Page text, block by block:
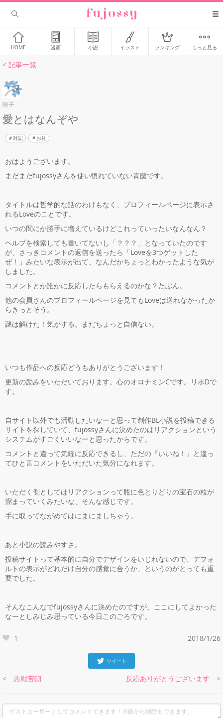
HOME 漫画 小説 イラスト ランキング もっと見る
< 記事一覧
映子
愛とはなんぞや
雑記 お礼
おはようございます。
まだまだfujossyさんを使い慣れていない青藤です。
タイトルは哲学的な話のわけもなく、プロフィールページに表示さ
れるLoveのことです。
いつの間にか勝手に増えているけどこれっていったいなんなん？
ヘルプを検索しても書いてないし「？？？」となっていたのです
が、さっきコメントの返信を送ったら「Loveを3つゲットした
ぜ！」みたいな表示が出て、なんだかちょっとわかったような気が
しました。
コメントとか誰かに反応したらもらえるのかな？たぶん。
他の会員さんのプロフィールページを見てもLoveは送れなかったか
らきっとそう。
謎は解けた！気がする。まだちょっと自信ない。
いつも作品への反応どうもありがとうございます！
更新の励みをいただいております。心のオロナミンCです。リポDで
す。
自サイト以外でも活動したいなーと思って創作BL小説を投稿できる
サイトを探していて、fujossyさんに決めたのはリアクションという
システムがすごくいいなーと思ったからです。
コメントと違って気軽に反応できるし、ただの『いいね！』と違っ
てひと言コメントをいただいた気分になれます。
いただく側としてはリアクションって瓶に色とりどりの宝石の粒が
溜まっていくみたいな、そんな感じです。
手に取ってながめてはにまにましちゃう。
あと小説の読みやすさ。
投稿サイトって基本的に自分でデザインをいじれないので、デフォ
ルトの表示がどれだけ自分の感覚に合うか、というのがとっても重
要でした。
そんなこんなでfujossyさんに決めたのですが、ここにしてよかった
なーとしみじみ思っている今日このごろです。
1 2018/1/26
ツイート
< 悪戦苦闘 反応ありがとうございます >